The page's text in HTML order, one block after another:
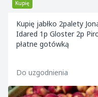
Kupię
Kupię jabłko 2palety Jonagored 75+ 2p Prince 75+ 1p
Idared 1p Gloster 2p
płatne gotówką
Do uzgodnienia